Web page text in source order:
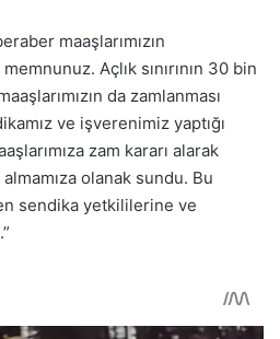
maaşlarımızın
Açlık sınırının 30 bin
da zamlanması
ve işverenimiz yaptığı
zam kararı alarak
olanak sundu. Bu
sendika yetkililerine ve